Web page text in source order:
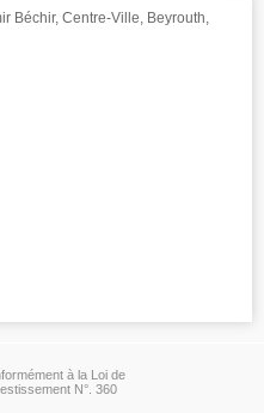
Béchir, Centre-Ville, Beyrouth,
à la Loi de
N°. 360